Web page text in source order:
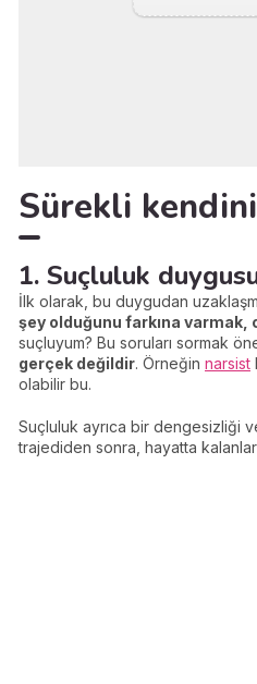
Sürekli
1. Suçluluk
İlk olarak, bu duygudan
şey olduğunu farkına varmak,
suçluyum? Bu soruları sormak
gerçek değildir. Örneğin narsist
olabilir bu.
Suçluluk ayrıca bir dengesizliği
trajediden sonra, hayatta